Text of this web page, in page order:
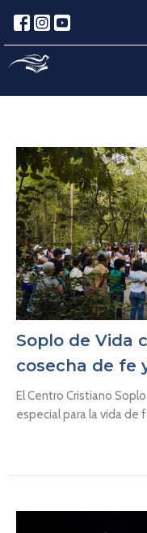
Soplo de Vida
cosecha de fe
El Centro Cristiano
especial para la vida de